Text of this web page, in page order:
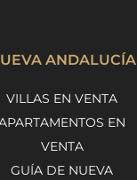
ANDALUCÍA
VILLAS EN VENTA
EN
VENTA
GUÍA DE NUEVA